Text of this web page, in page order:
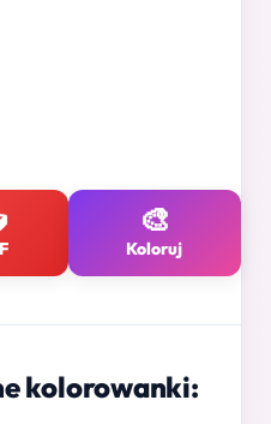
🎨
Koloruj
kolorowanki: